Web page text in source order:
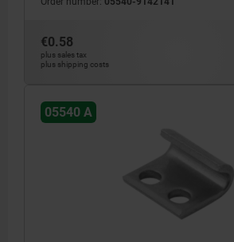
€0.58
plus sales tax
plus shipping costs
05540 A